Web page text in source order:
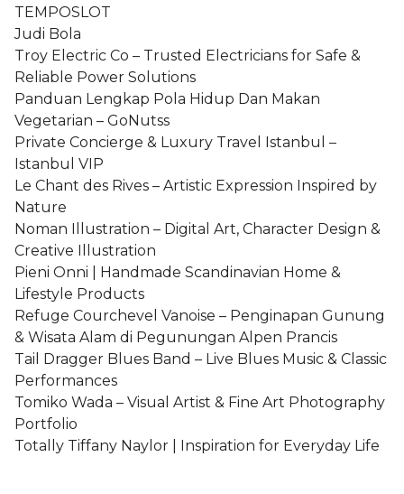
TEMPOSLOT
Judi Bola
Troy Electric Co – Trusted Electricians for Safe &
Reliable Power Solutions
Panduan Lengkap Pola Hidup Dan Makan
Vegetarian – GoNutss
Private Concierge & Luxury Travel Istanbul –
Istanbul VIP
Le Chant des Rives – Artistic Expression Inspired by
Nature
Noman Illustration – Digital Art, Character Design &
Creative Illustration
Pieni Onni | Handmade Scandinavian Home &
Lifestyle Products
Refuge Courchevel Vanoise – Penginapan Gunung
& Wisata Alam di Pegunungan Alpen Prancis
Tail Dragger Blues Band – Live Blues Music & Classic
Performances
Tomiko Wada – Visual Artist & Fine Art Photography
Portfolio
Totally Tiffany Naylor | Inspiration for Everyday Life